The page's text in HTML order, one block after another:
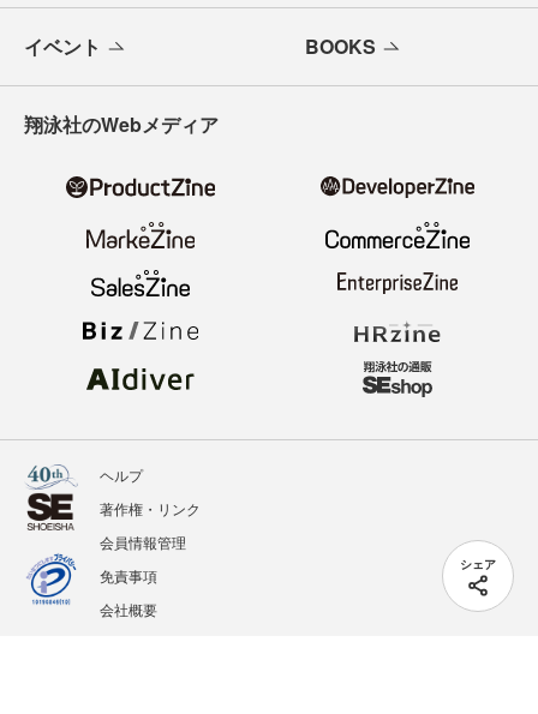
シェア
イベント BOOKS
翔泳社のWebメディア
ヘルプ
著作権・リンク
会員情報管理
免責事項
会社概要